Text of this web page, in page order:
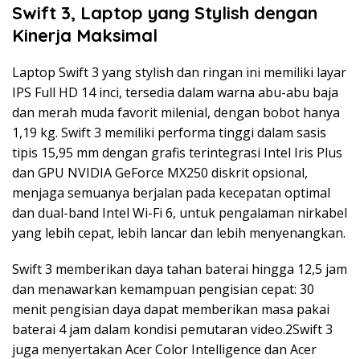
Swift 3, Laptop yang Stylish dengan
Kinerja Maksimal
Laptop Swift 3 yang stylish dan ringan ini memiliki layar
IPS Full HD 14 inci, tersedia dalam warna abu-abu baja
dan merah muda favorit milenial, dengan bobot hanya
1,19 kg. Swift 3 memiliki performa tinggi dalam sasis
tipis 15,95 mm dengan grafis terintegrasi Intel Iris Plus
dan GPU NVIDIA GeForce MX250 diskrit opsional,
menjaga semuanya berjalan pada kecepatan optimal
dan dual-band Intel Wi-Fi 6, untuk pengalaman nirkabel
yang lebih cepat, lebih lancar dan lebih menyenangkan.
Swift 3 memberikan daya tahan baterai hingga 12,5 jam
dan menawarkan kemampuan pengisian cepat: 30
menit pengisian daya dapat memberikan masa pakai
baterai 4 jam dalam kondisi pemutaran video.2Swift 3
juga menyertakan Acer Color Intelligence dan Acer